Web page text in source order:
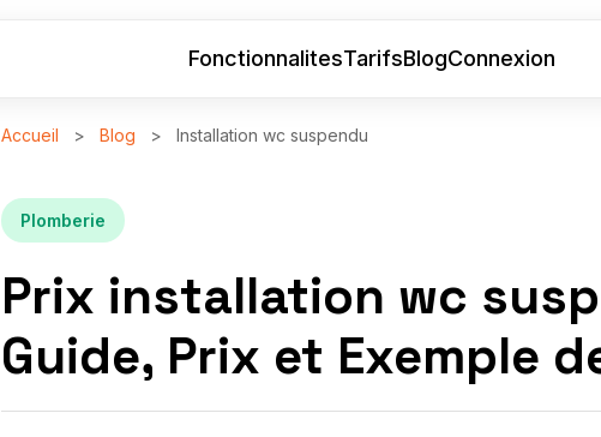
FonctionnalitesTarifsBlogConnexion
Accueil > Blog > Installation wc suspendu
Plomberie
Prix installation wc
Guide, Prix et Exemple